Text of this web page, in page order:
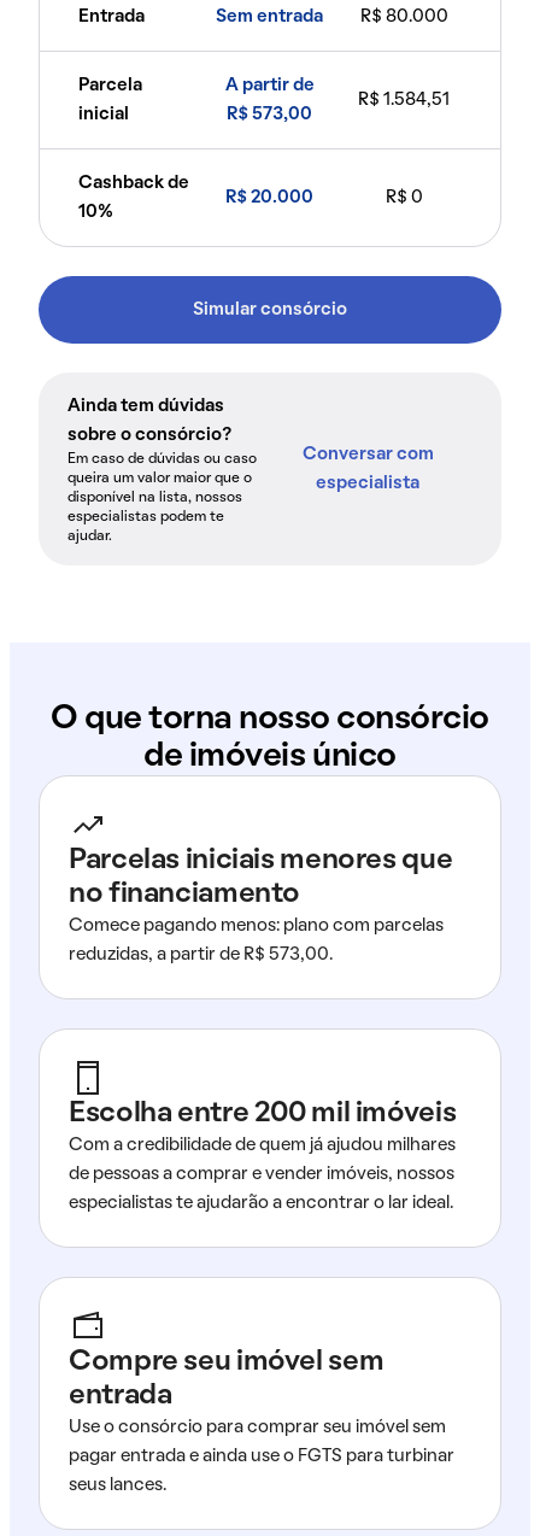
Entrada Sem entrada R$ 80.000
Parcela
inicial
A partir de
R$ 573,00
R$ 1.584,51
Cashback de
10%
R$ 20.000 R$ 0
Simular consórcio
Ainda tem dúvidas
sobre o consórcio?
Em caso de dúvidas ou caso
queira um valor maior que o
disponível na lista, nossos
especialistas podem te
ajudar.
Conversar com
especialista
O que torna nosso consórcio
de imóveis único
Parcelas iniciais menores que
no financiamento
Comece pagando menos: plano com parcelas
reduzidas, a partir de R$ 573,00.
Escolha entre 200 mil imóveis
Com a credibilidade de quem já ajudou milhares
de pessoas a comprar e vender imóveis, nossos
especialistas te ajudarão a encontrar o lar ideal.
Compre seu imóvel sem
entrada
Use o consórcio para comprar seu imóvel sem
pagar entrada e ainda use o FGTS para turbinar
seus lances.